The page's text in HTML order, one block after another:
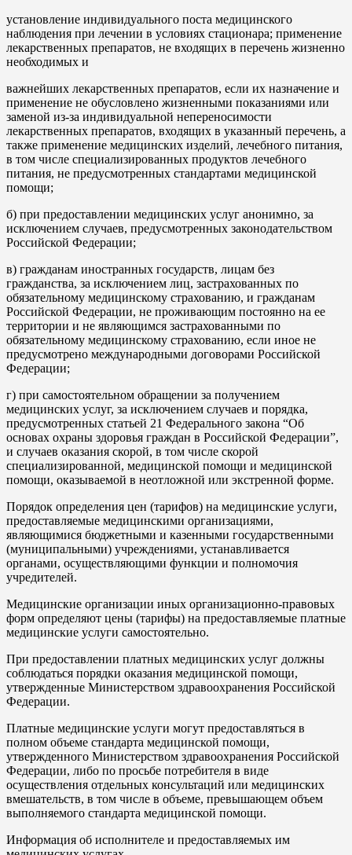
установление индивидуального поста медицинского
наблюдения при лечении в условиях стационара; применение
лекарственных препаратов, не входящих в перечень жизненно
необходимых и
важнейших лекарственных препаратов, если их назначение и
применение не обусловлено жизненными показаниями или
заменой из-за индивидуальной непереносимости
лекарственных препаратов, входящих в указанный перечень, а
также применение медицинских изделий, лечебного питания,
в том числе специализированных продуктов лечебного
питания, не предусмотренных стандартами медицинской
помощи;
б) при предоставлении медицинских услуг анонимно, за
исключением случаев, предусмотренных законодательством
Российской Федерации;
в) гражданам иностранных государств, лицам без
гражданства, за исключением лиц, застрахованных по
обязательному медицинскому страхованию, и гражданам
Российской Федерации, не проживающим постоянно на ее
территории и не являющимся застрахованными по
обязательному медицинскому страхованию, если иное не
предусмотрено международными договорами Российской
Федерации;
г) при самостоятельном обращении за получением
медицинских услуг, за исключением случаев и порядка,
предусмотренных статьей 21 Федерального закона “Об
основах охраны здоровья граждан в Российской Федерации”,
и случаев оказания скорой, в том числе скорой
специализированной, медицинской помощи и медицинской
помощи, оказываемой в неотложной или экстренной форме.
Порядок определения цен (тарифов) на медицинские услуги,
предоставляемые медицинскими организациями,
являющимися бюджетными и казенными государственными
(муниципальными) учреждениями, устанавливается
органами, осуществляющими функции и полномочия
учредителей.
Медицинские организации иных организационно-правовых
форм определяют цены (тарифы) на предоставляемые платные
медицинские услуги самостоятельно.
При предоставлении платных медицинских услуг должны
соблюдаться порядки оказания медицинской помощи,
утвержденные Министерством здравоохранения Российской
Федерации.
Платные медицинские услуги могут предоставляться в
полном объеме стандарта медицинской помощи,
утвержденного Министерством здравоохранения Российской
Федерации, либо по просьбе потребителя в виде
осуществления отдельных консультаций или медицинских
вмешательств, в том числе в объеме, превышающем объем
выполняемого стандарта медицинской помощи.
Информация об исполнителе и предоставляемых им